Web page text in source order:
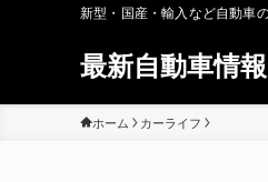
新型・国産・輸入など自動車
最新自動車情報
ホーム カーライフ